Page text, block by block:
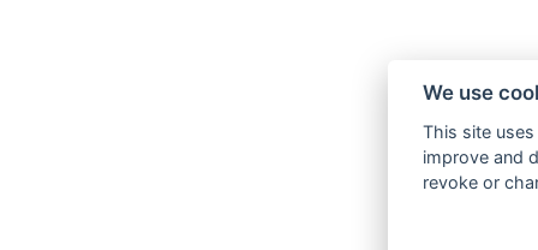
We use
This site
improve and
revoke or